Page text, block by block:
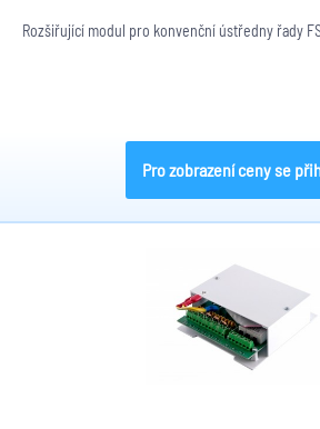
Rozšiřující modul pro konvenční ústředny řady
Pro zobrazení ceny se